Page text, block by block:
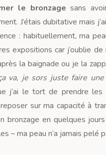
le bronzage sans
J’étais dubitative mais
: habituellement, ma
expositions car j’oublie
la baignade ou je la
va, je sors juste faire
j’ai le tort de prendre les
sur ma capacité à
bronzage en quelques
– ma peau n’a jamais pelé